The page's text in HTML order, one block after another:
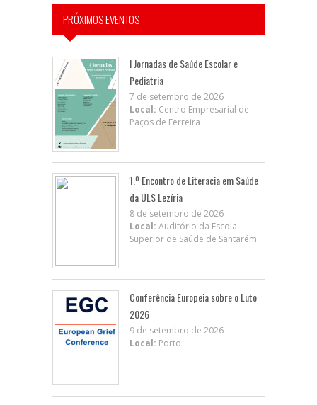
PRÓXIMOS EVENTOS
I Jornadas de Saúde Escolar e
Pediatria
7 de setembro de 2026
Local: Centro Empresarial de
Paços de Ferreira
1.º Encontro de Literacia em Saúde
da ULS Lezíria
8 de setembro de 2026
Local: Auditório da Escola
Superior de Saúde de Santarém
Conferência Europeia sobre o Luto
2026
9 de setembro de 2026
Local: Porto